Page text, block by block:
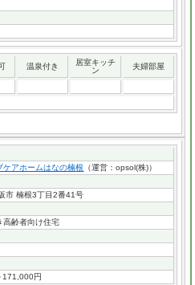
温泉付き
居室キッチ
ン
夫婦部屋
ケアホームはなの楠根
（運営：opsol(株)）
市 楠根3丁目2番41号
高齢者向け住宅
171,000円